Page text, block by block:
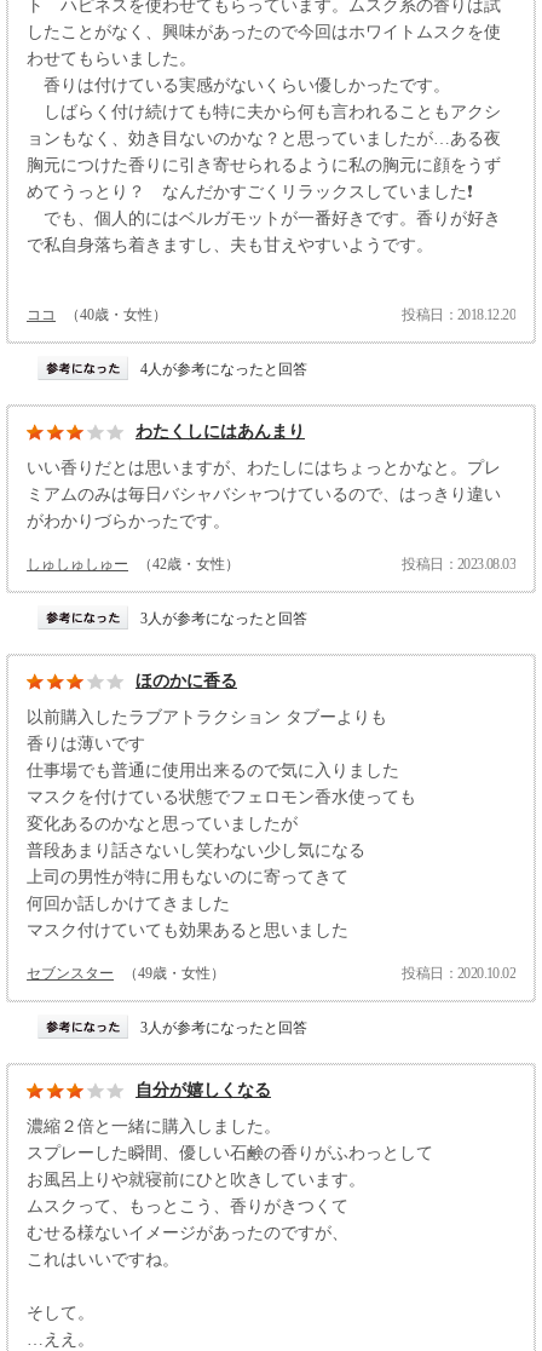
ト ハピネスを使わせてもらっています。ムスク系の香りは試
したことがなく、興味があったので今回はホワイトムスクを使
わせてもらいました。
香りは付けている実感がないくらい優しかったです。
しばらく付け続けても特に夫から何も言われることもアクシ
ョンもなく、効き目ないのかな？と思っていましたが…ある夜
胸元につけた香りに引き寄せられるように私の胸元に顔をうず
めてうっとり？ なんだかすごくリラックスしていました❗
でも、個人的にはベルガモットが一番好きです。香りが好き
で私自身落ち着きますし、夫も甘えやすいようです。
ココ （40歳・女性） 投稿日：2018.12.20
4人が参考になったと回答
わたくしにはあんまり
いい香りだとは思いますが、わたしにはちょっとかなと。プレ
ミアムのみは毎日バシャバシャつけているので、はっきり違い
がわかりづらかったです。
しゅしゅしゅー （42歳・女性） 投稿日：2023.08.03
3人が参考になったと回答
ほのかに香る
以前購入したラブアトラクション タブーよりも
香りは薄いです
仕事場でも普通に使用出来るので気に入りました
マスクを付けている状態でフェロモン香水使っても
変化あるのかなと思っていましたが
普段あまり話さないし笑わない少し気になる
上司の男性が特に用もないのに寄ってきて
何回か話しかけてきました
マスク付けていても効果あると思いました
セブンスター （49歳・女性） 投稿日：2020.10.02
3人が参考になったと回答
自分が嬉しくなる
濃縮２倍と一緒に購入しました。
スプレーした瞬間、優しい石鹸の香りがふわっとして
お風呂上りや就寝前にひと吹きしています。
ムスクって、もっとこう、香りがきつくて
むせる様ないイメージがあったのですが、
これはいいですね。
そして。
…ええ。